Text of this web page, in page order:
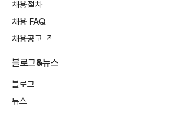
채용절차
채용 FAQ
채용공고 ↗
블로그&뉴스
블로그
뉴스